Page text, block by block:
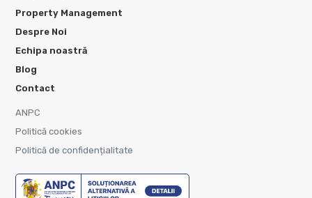
Property Management
Despre Noi
Echipa noastră
Blog
Contact
ANPC
Politică cookies
Politică de confidențialitate